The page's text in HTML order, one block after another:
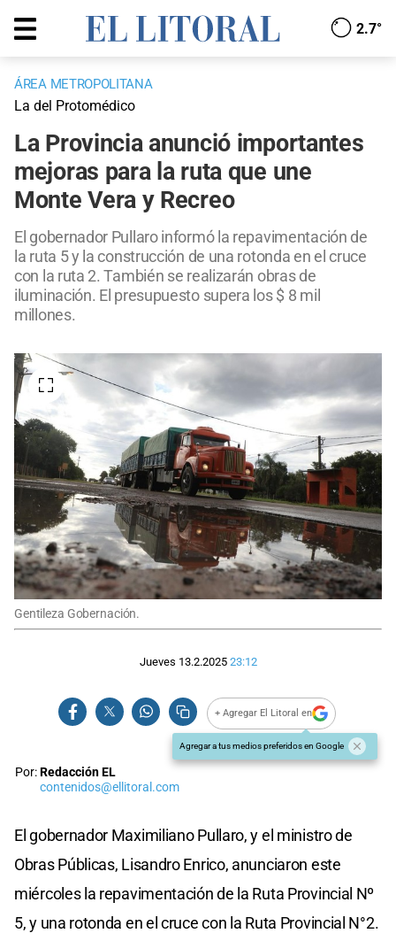
2.7°
ÁREA METROPOLITANA
La del Protomédico
La Provincia anunció importantes
mejoras para la ruta que une
Monte Vera y Recreo
El gobernador Pullaro informó la repavimentación de
la ruta 5 y la construcción de una rotonda en el cruce
con la ruta 2. También se realizarán obras de
iluminación. El presupuesto supera los $ 8 mil
millones.
Gentileza Gobernación.
Jueves 13.2.2025 23:12
+ Agregar El Litoral en
Agregar a tus medios preferidos en Google
Por:Redacción EL
contenidos@ellitoral.com
El gobernador Maximiliano Pullaro, y el ministro de
Obras Públicas, Lisandro Enrico, anunciaron este
miércoles la repavimentación de la Ruta Provincial Nº
5, y una rotonda en el cruce con la Ruta Provincial N°2.